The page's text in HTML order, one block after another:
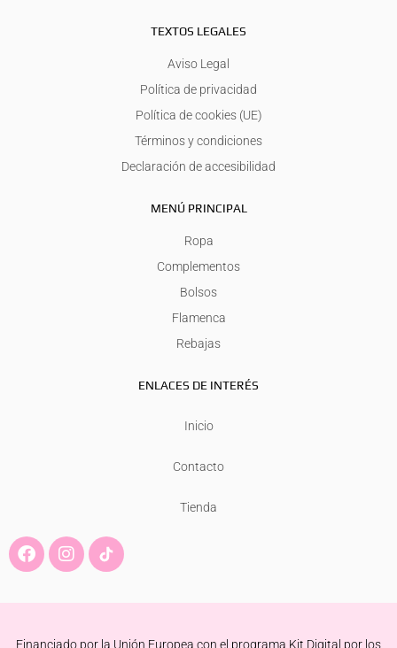
TEXTOS LEGALES
Aviso Legal
Política de privacidad
Política de cookies (UE)
Términos y condiciones
Declaración de accesibilidad
MENÚ PRINCIPAL
Ropa
Complementos
Bolsos
Flamenca
Rebajas
ENLACES DE INTERÉS
Inicio
Contacto
Tienda
F
a
e
I
n
t
Financiado por la Unión Europea con el programa Kit Digital por los